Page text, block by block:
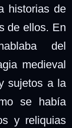
historias de
de ellos. En
del
medieval
sujetos a la
se había
y reliquias